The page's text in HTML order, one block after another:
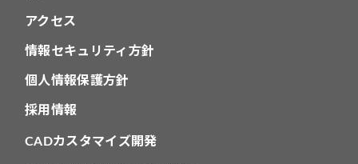
アクセス
情報セキュリティ方針
個人情報保護方針
採用情報
CADカスタマイズ開発